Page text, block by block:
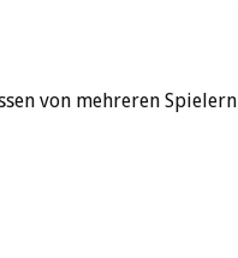
von mehreren